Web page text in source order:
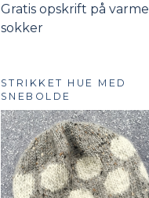
Gratis opskrift på varme
sokker
STRIKKET HUE MED
SNEBOLDE